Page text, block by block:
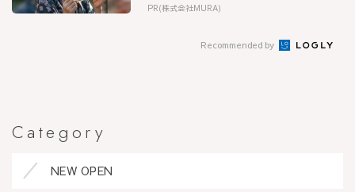
PR(株式会社MURA)
Recommended by
Category
NEW OPEN